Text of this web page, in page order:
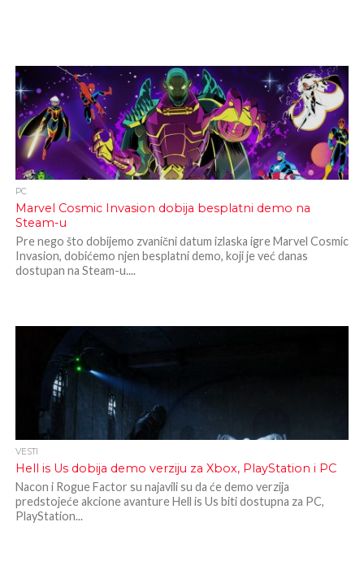
PC
Marvel Cosmic Invasion dobija besplatni demo na
Steam-u
Pre nego što dobijemo zvanični datum izlaska igre Marvel Cosmic
Invasion, dobićemo njen besplatni demo, koji je već danas
dostupan na Steam-u....
VESTI
Hell is Us dobija demo verziju za Xbox, PlayStation i PC
Nacon i Rogue Factor su najavili su da će demo verzija
predstojeće akcione avanture Hell is Us biti dostupna za PC,
PlayStation...